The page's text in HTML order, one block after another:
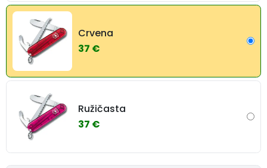
Crvena
37 €
Ružičasta
37 €